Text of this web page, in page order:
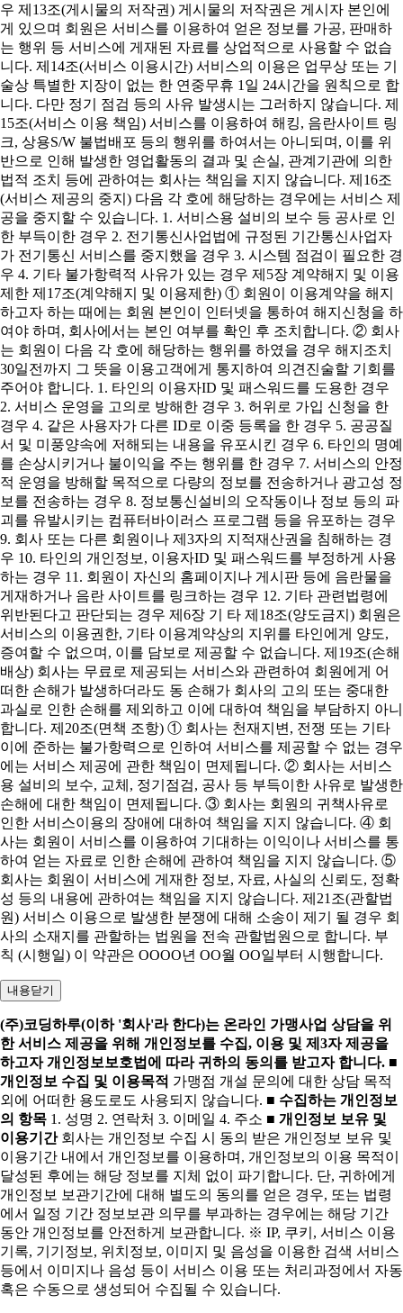
우 제13조(게시물의 저작권) 게시물의 저작권은 게시자 본인에
게 있으며 회원은 서비스를 이용하여 얻은 정보를 가공, 판매하
는 행위 등 서비스에 게재된 자료를 상업적으로 사용할 수 없습
니다. 제14조(서비스 이용시간) 서비스의 이용은 업무상 또는 기
술상 특별한 지장이 없는 한 연중무휴 1일 24시간을 원칙으로 합
니다. 다만 정기 점검 등의 사유 발생시는 그러하지 않습니다. 제
15조(서비스 이용 책임) 서비스를 이용하여 해킹, 음란사이트 링
크, 상용S/W 불법배포 등의 행위를 하여서는 아니되며, 이를 위
반으로 인해 발생한 영업활동의 결과 및 손실, 관계기관에 의한
법적 조치 등에 관하여는 회사는 책임을 지지 않습니다. 제16조
(서비스 제공의 중지) 다음 각 호에 해당하는 경우에는 서비스 제
공을 중지할 수 있습니다. 1. 서비스용 설비의 보수 등 공사로 인
한 부득이한 경우 2. 전기통신사업법에 규정된 기간통신사업자
가 전기통신 서비스를 중지했을 경우 3. 시스템 점검이 필요한 경
우 4. 기타 불가항력적 사유가 있는 경우 제5장 계약해지 및 이용
제한 제17조(계약해지 및 이용제한) ① 회원이 이용계약을 해지
하고자 하는 때에는 회원 본인이 인터넷을 통하여 해지신청을 하
여야 하며, 회사에서는 본인 여부를 확인 후 조치합니다. ② 회사
는 회원이 다음 각 호에 해당하는 행위를 하였을 경우 해지조치
30일전까지 그 뜻을 이용고객에게 통지하여 의견진술할 기회를
주어야 합니다. 1. 타인의 이용자ID 및 패스워드를 도용한 경우
2. 서비스 운영을 고의로 방해한 경우 3. 허위로 가입 신청을 한
경우 4. 같은 사용자가 다른 ID로 이중 등록을 한 경우 5. 공공질
서 및 미풍양속에 저해되는 내용을 유포시킨 경우 6. 타인의 명예
를 손상시키거나 불이익을 주는 행위를 한 경우 7. 서비스의 안정
적 운영을 방해할 목적으로 다량의 정보를 전송하거나 광고성 정
보를 전송하는 경우 8. 정보통신설비의 오작동이나 정보 등의 파
괴를 유발시키는 컴퓨터바이러스 프로그램 등을 유포하는 경우
9. 회사 또는 다른 회원이나 제3자의 지적재산권을 침해하는 경
우 10. 타인의 개인정보, 이용자ID 및 패스워드를 부정하게 사용
하는 경우 11. 회원이 자신의 홈페이지나 게시판 등에 음란물을
게재하거나 음란 사이트를 링크하는 경우 12. 기타 관련법령에
위반된다고 판단되는 경우 제6장 기 타 제18조(양도금지) 회원은
서비스의 이용권한, 기타 이용계약상의 지위를 타인에게 양도,
증여할 수 없으며, 이를 담보로 제공할 수 없습니다. 제19조(손해
배상) 회사는 무료로 제공되는 서비스와 관련하여 회원에게 어
떠한 손해가 발생하더라도 동 손해가 회사의 고의 또는 중대한
과실로 인한 손해를 제외하고 이에 대하여 책임을 부담하지 아니
합니다. 제20조(면책 조항) ① 회사는 천재지변, 전쟁 또는 기타
이에 준하는 불가항력으로 인하여 서비스를 제공할 수 없는 경우
에는 서비스 제공에 관한 책임이 면제됩니다. ② 회사는 서비스
용 설비의 보수, 교체, 정기점검, 공사 등 부득이한 사유로 발생한
손해에 대한 책임이 면제됩니다. ③ 회사는 회원의 귀책사유로
인한 서비스이용의 장애에 대하여 책임을 지지 않습니다. ④ 회
사는 회원이 서비스를 이용하여 기대하는 이익이나 서비스를 통
하여 얻는 자료로 인한 손해에 관하여 책임을 지지 않습니다. ⑤
회사는 회원이 서비스에 게재한 정보, 자료, 사실의 신뢰도, 정확
성 등의 내용에 관하여는 책임을 지지 않습니다. 제21조(관할법
원) 서비스 이용으로 발생한 분쟁에 대해 소송이 제기 될 경우 회
사의 소재지를 관할하는 법원을 전속 관할법원으로 합니다. 부
칙 (시행일) 이 약관은 OOOO년 OO월 OO일부터 시행합니다.
내용닫기
(주)코딩하루(이하 '회사'라 한다)는 온라인 가맹사업 상담을 위
한 서비스 제공을 위해 개인정보를 수집, 이용 및 제3자 제공을
하고자 개인정보보호법에 따라 귀하의 동의를 받고자 합니다. ■
개인정보 수집 및 이용목적 가맹점 개설 문의에 대한 상담 목적
외에 어떠한 용도로도 사용되지 않습니다. ■ 수집하는 개인정보
의 항목 1. 성명 2. 연락처 3. 이메일 4. 주소 ■ 개인정보 보유 및
이용기간회사는 개인정보 수집 시 동의 받은 개인정보 보유 및
이용기간 내에서 개인정보를 이용하며, 개인정보의 이용 목적이
달성된 후에는 해당 정보를 지체 없이 파기합니다. 단, 귀하에게
개인정보 보관기간에 대해 별도의 동의를 얻은 경우, 또는 법령
에서 일정 기간 정보보관 의무를 부과하는 경우에는 해당 기간
동안 개인정보를 안전하게 보관합니다. ※ IP, 쿠키, 서비스 이용
기록, 기기정보, 위치정보, 이미지 및 음성을 이용한 검색 서비스
등에서 이미지나 음성 등이 서비스 이용 또는 처리과정에서 자동
혹은 수동으로 생성되어 수집될 수 있습니다.